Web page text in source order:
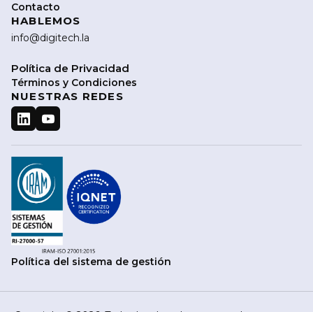
Contacto
HABLEMOS
info@digitech.la
Política de Privacidad
Términos y Condiciones
NUESTRAS REDES
Política del sistema de gestión